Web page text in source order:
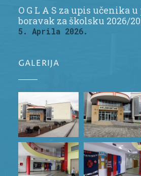
O G L A S za upis učenika
boravak za školsku 2026/
5. Aprila 2026.
GALERIJA